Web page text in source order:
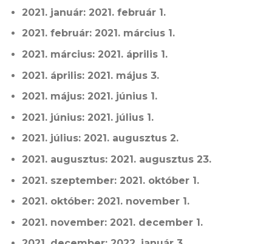
2021. január: 2021. február 1.
2021. február: 2021. március 1.
2021. március: 2021. április 1.
2021. április: 2021. május 3.
2021. május: 2021. június 1.
2021. június: 2021. július 1.
2021. július: 2021. augusztus 2.
2021. augusztus: 2021. augusztus 23.
2021. szeptember: 2021. október 1.
2021. október: 2021. november 1.
2021. november: 2021. december 1.